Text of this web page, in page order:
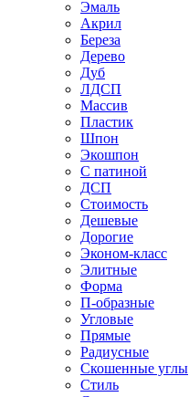
Эмаль
Акрил
Береза
Дерево
Дуб
ЛДСП
Массив
Пластик
Шпон
Экошпон
С патиной
ДСП
Стоимость
Дешевые
Дорогие
Эконом-класс
Элитные
Форма
П-образные
Угловые
Прямые
Радиусные
Скошенные углы
Стиль